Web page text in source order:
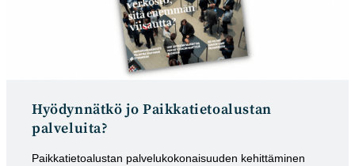
Hyödynnätkö jo Paikkatietoalustan
palveluita?
Paikkatietoalustan palvelukokonaisuuden kehittäminen